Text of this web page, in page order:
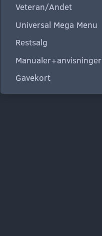
Veteran/Andet
Universal Mega Menu
Restsalg
Manualer+anvisninger
Gavekort